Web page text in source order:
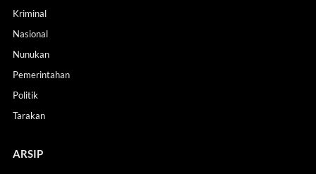
Kriminal
Nasional
Nunukan
Pemerintahan
Politik
Tarakan
ARSIP